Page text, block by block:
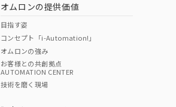
オムロンの提供価値
目指す姿
コンセプト「i-Automation!」
オムロンの強み
お客様との共創拠点
AUTOMATION CENTER
技術を磨く現場